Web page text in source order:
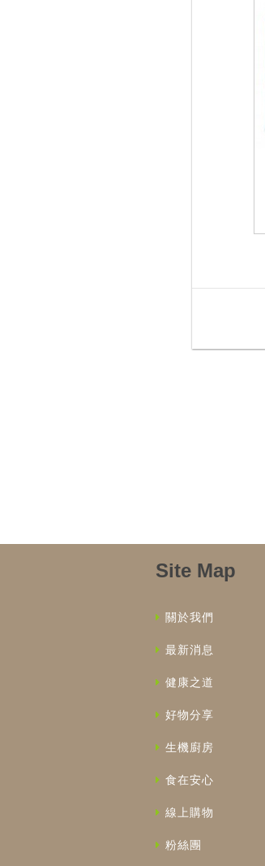
Site Map
關於我們
最新消息
健康之道
好物分享
生機廚房
食在安心
線上購物
粉絲團